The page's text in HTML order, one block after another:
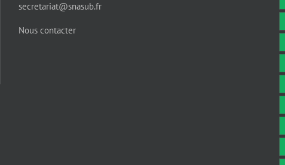
secretariat@snasub.fr
Nous contacter